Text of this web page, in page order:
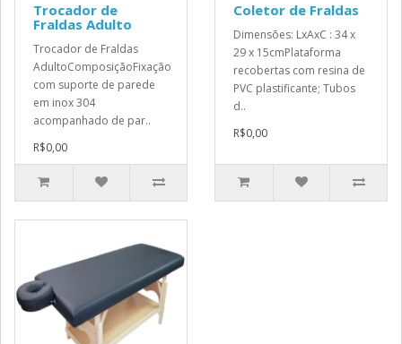
Trocador de
Fraldas Adulto
Trocador de Fraldas
AdultoComposiçãoFixação
com suporte de parede
em inox 304
acompanhado de par..
R$0,00
Coletor de Fraldas
Dimensões: LxAxC : 34 x
29 x 15cmPlataforma
recobertas com resina de
PVC plastificante; Tubos
d..
R$0,00